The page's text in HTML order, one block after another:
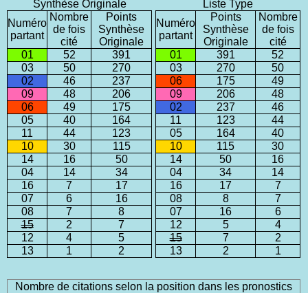
Synthèse Originale
Numéro
partant
Nombre
de fois
cité
Points
Synthèse
Originale
01
52
391
03
50
270
02
46
237
09
48
206
06
49
175
05
40
164
11
44
123
10
30
115
14
16
50
04
14
34
16
7
17
07
6
16
08
7
8
15
2
7
12
4
5
13
1 2
Liste Type
Numéro
partant
Points
Synthèse
Originale
Nombre
de fois
cité
01
391
52
03
270
50
06
175
49
09
206
48
02
237
46
11
123
44
05
164
40
10
115
30
14
50
16
04
34
14
16
17
7
08
8
7
07
16
6
12
5
4
15
7
2
13
2 1
Nombre de citations selon la position dans les pronostics